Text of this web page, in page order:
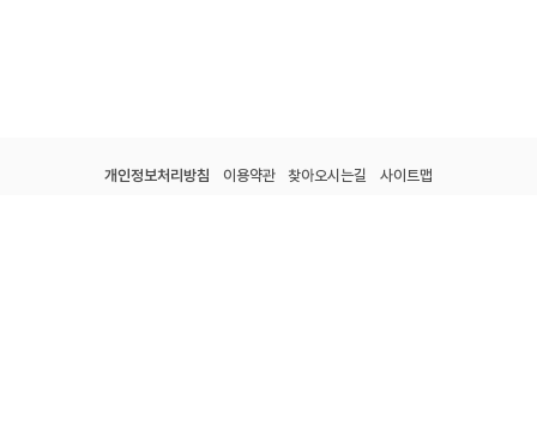
개인정보처리방침 이용약관 찾아오시는길 사이트맵